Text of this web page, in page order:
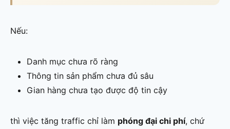
Nếu:
Danh mục chưa rõ ràng
Thông tin sản phẩm chưa đủ sâu
Gian hàng chưa tạo được độ tin cậy
thì việc tăng traffic chỉ làm phóng đại chi phí, chứ